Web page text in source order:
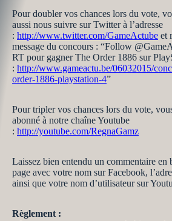
Pour doubler vos chances lors du vote,
aussi nous suivre sur Twitter à l’adresse
: http://www.twitter.com/GameActube et
message du concours : “Follow
RT pour gagner The Order 1886 sur
: http://www.gameactu.be/06032015/
order-1886-playstation-4”
Pour tripler vos chances lors du vote,
abonné à notre chaîne Youtube
: http://youtube.com/RegnaGamz
Laissez bien entendu un commentaire en
page avec votre nom sur Facebook,
ainsi que votre nom d’utilisateur sur
Règlement :